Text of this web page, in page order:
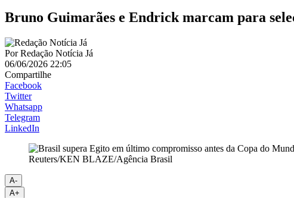
Bruno Guimarães e Endrick marcam para
PorRedação Notícia Já
06/06/2026 22:05
Compartilhe
Facebook
Twitter
Whatsapp
Telegram
LinkedIn
Reuters/KEN BLAZE/Agência Brasil
A-
A+